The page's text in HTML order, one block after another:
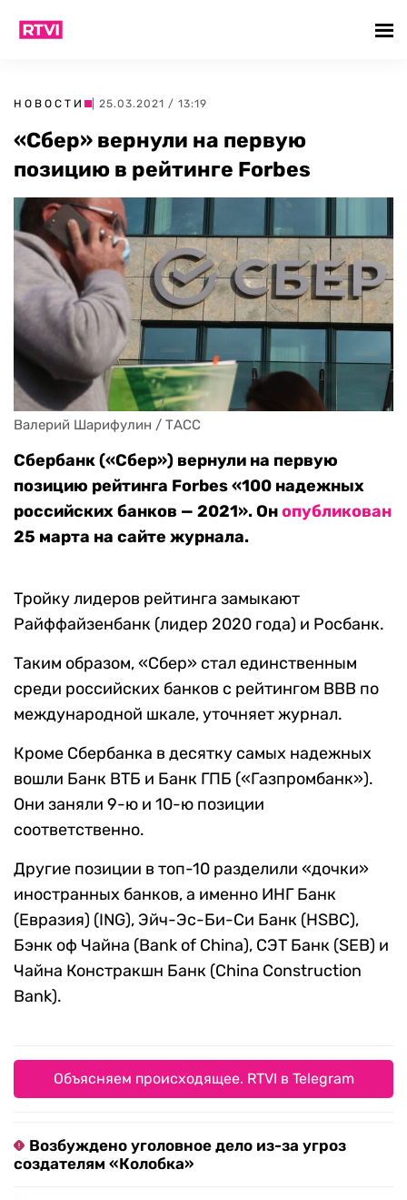
НОВОСТИ | 25.03.2021 / 13:19
«Сбер» вернули на первую
позицию в рейтинге Forbes
Валерий Шарифулин / ТАСС
Сбербанк («Сбер») вернули на первую
позицию рейтинга Forbes «100 надежных
российских банков — 2021». Онопубликован
25 марта на сайте журнала.
Тройку лидеров рейтинга замыкают
Райффайзенбанк (лидер 2020 года) и Росбанк.
Таким образом, «Сбер» стал единственным
среди российских банков с рейтингом ВВВ по
международной шкале, уточняет журнал.
Кроме Сбербанка в десятку самых надежных
вошли Банк ВТБ и Банк ГПБ («Газпромбанк»).
Они заняли 9-ю и 10-ю позиции
соответственно.
Другие позиции в топ-10 разделили «дочки»
иностранных банков, а именно ИНГ Банк
(Евразия) (ING), Эйч-Эс-Би-Си Банк (HSBC),
Бэнк оф Чайна (Bank of China), СЭТ Банк (SEB) и
Чайна Констракшн Банк (China Construction
Bank).
Объясняем происходящее. RTVI в Telegram
Возбуждено уголовное дело из-за угроз
создателям «Колобка»